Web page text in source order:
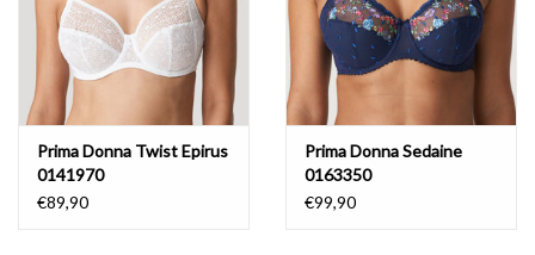
Prima Donna Twist Epirus
0141970
€89,90
Prima Donna Sedaine
0163350
€99,90